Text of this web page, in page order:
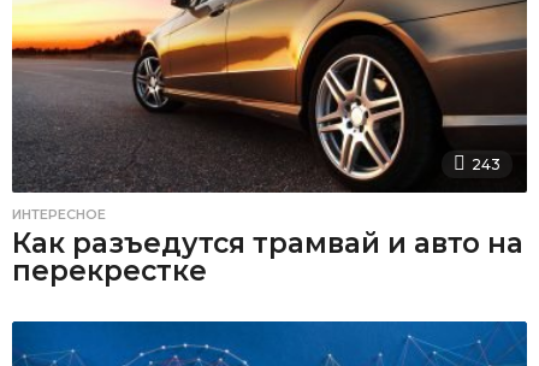
243
ИНТЕРЕСНОЕ
Как разъедутся трамвай и авто на
перекрестке